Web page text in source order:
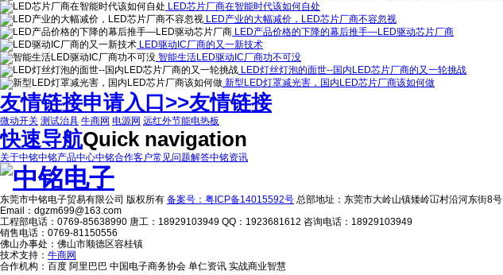
LED芯片厂商在智能时代该如何自处
LED产业的大幅减价，LED芯片厂商不容忽视
LED产品价格的下降的幕后推手—LED驱动芯片厂商
LED驱动IC厂商的又一新技术
智能生活LED驱动IC厂商功不可没
LED灯丝灯泡的面世--国内LED芯片厂商的又一轮挑战
新型LED灯罩减光害，国内LED芯片厂商该如何做
友情链接申请入口>>友情链接
微动开关 测试治具 牛商网 电源网 远红外节能电热板
快速导航Quick navigation
关于中铭中铭产品中心中铭合作客户常见问题解答中铭资讯
东莞市中铭电子贸易有限公司 版权所有 备案号：粤ICP备14015592号 总部地址：东莞市大岭山镇矮岭冚村沿河东街8号
Email：dgzm699@163.com
工程部电话：0769-85638990 唐工：18929103949 QQ：1923681612 咨询电话：18929103949
销售电话：0769-81150556
佛山办事处：佛山市顺德区容桂镇
技术支持： 牛商网
合作机构：百度 阿里巴巴 中国电子商务协会 单仁资讯 实战商业智慧